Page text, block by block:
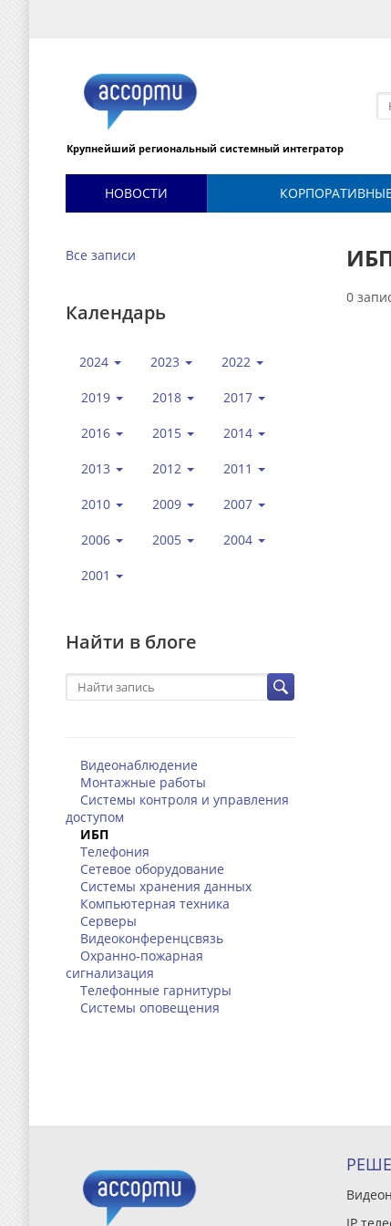
Крупнейший региональный системный интегратор
НОВОСТИ
Все записи
Календарь
2024 2023 2022
2019 2018 2017
2016 2015 2014
2013 2012 2011
2010 2009 2007
2006 2005 2004
2001
Найти в блоге
Видеонаблюдение
Монтажные работы
Системы контроля и управления
доступом
ИБП
Телефония
Сетевое оборудование
Системы хранения данных
Компьютерная техника
Серверы
Видеоконференцсвязь
Охранно-пожарная
сигнализация
Телефонные гарнитуры
Системы оповещения
0